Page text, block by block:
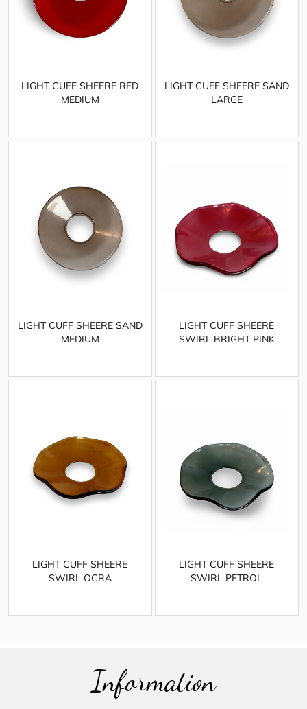
LIGHT CUFF SHEERE RED
MEDIUM
LIGHT CUFF SHEERE SAND
LARGE
LIGHT CUFF SHEERE SAND
MEDIUM
LIGHT CUFF SHEERE
SWIRL BRIGHT PINK
LIGHT CUFF SHEERE
SWIRL OCRA
LIGHT CUFF SHEERE
SWIRL PETROL
Information